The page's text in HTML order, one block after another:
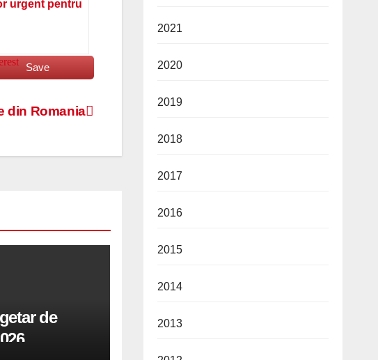
urgent pentru
Save
din Romania
de
2021
2020
2019
2018
2017
2016
2015
2014
2013